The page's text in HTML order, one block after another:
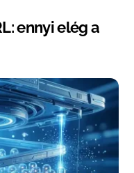
ennyi elég a